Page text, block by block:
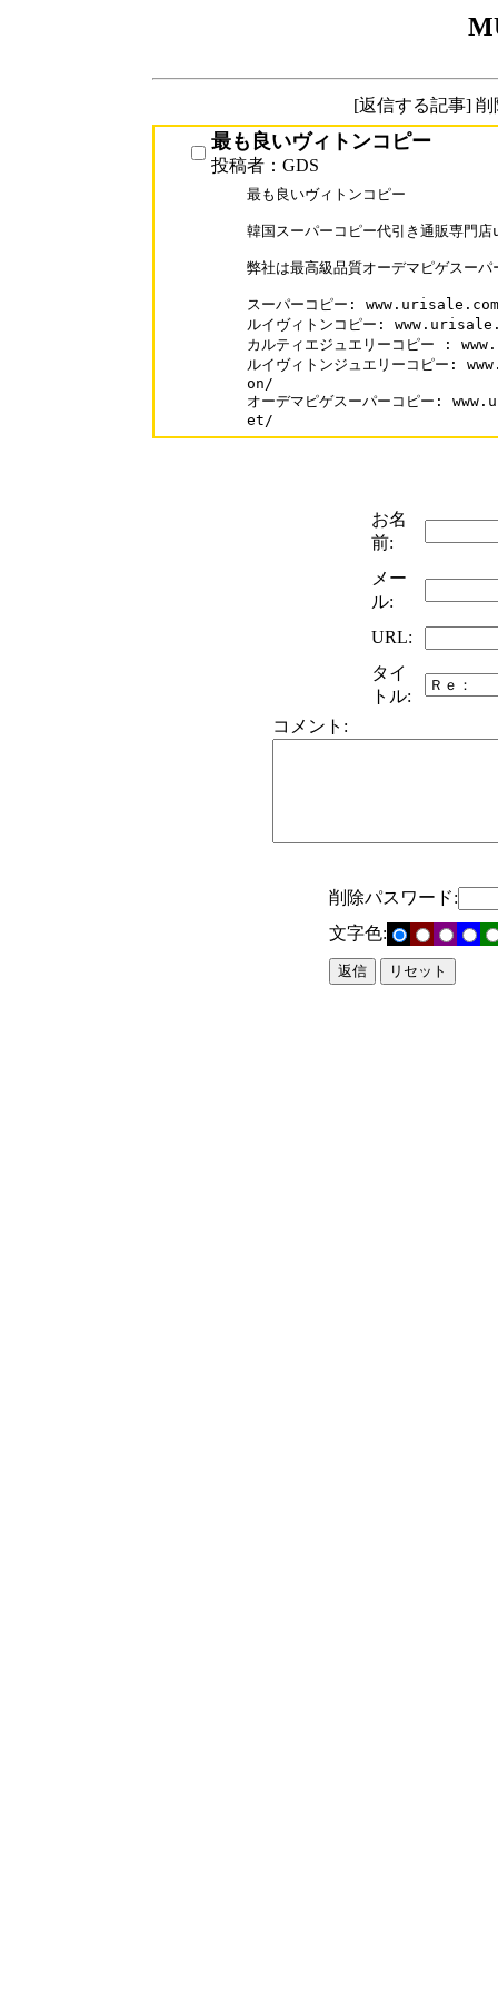
[返信する記事]
最も良いヴィトンコピー
投稿者：GDS
最も良いヴィトンコピー
韓国スーパーコピー代引き通販専門
弊社は最高級品質オーデマピゲスー
スーパーコピー: www.urisale.com
ルイヴィトンコピー:
カルティエジュエリーコピー :
ルイヴィトンジュエリーコピー
on/
オーデマピゲスーパーコピー:
et/
お名
前:
メー
ル:
URL:
タイ
トル:
コメント:
削除パスワード:
文字色: